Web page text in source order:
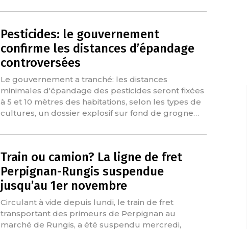
Pesticides: le gouvernement
confirme les distances d’épandage
controversées
Le gouvernement a tranché: les distances
minimales d'épandage des pesticides seront fixées
à 5 et 10 mètres des habitations, selon les types de
cultures, un dossier explosif sur fond de grogne…
Train ou camion? La ligne de fret
Perpignan-Rungis suspendue
jusqu’au 1er novembre
Circulant à vide depuis lundi, le train de fret
transportant des primeurs de Perpignan au
marché de Rungis, a été suspendu mercredi,